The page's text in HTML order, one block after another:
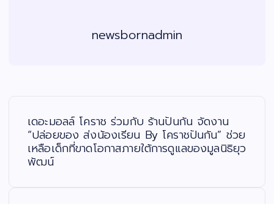
newsbornadmin
เดอะมอลล์ โคราช ร่วมกับ ร้านปันกัน จัดงาน
“ปล่อยของ ส่งน้องเรียน By โคราชปันกัน” ช่วย
เหลือเด็กที่ขาดโอกาสภายใต้การดูแลของมูลนิธิยุว
พัฒน์